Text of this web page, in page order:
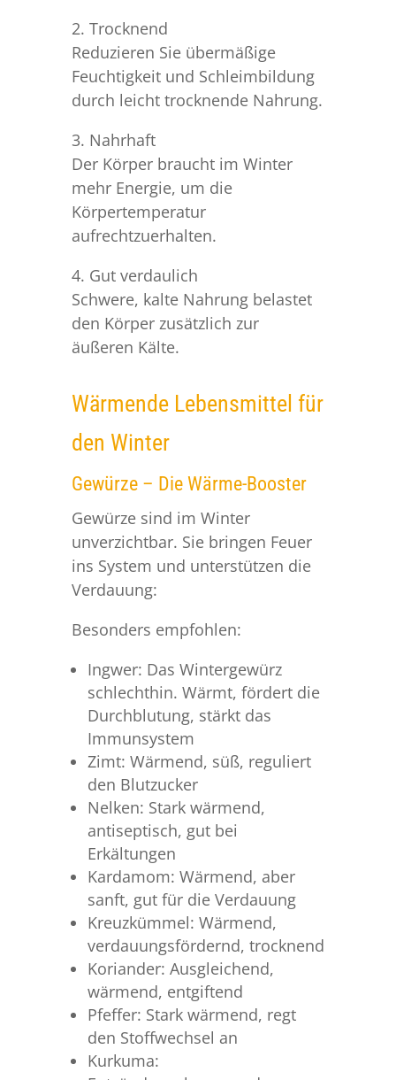
2. Trocknend
Reduzieren Sie übermäßige
Feuchtigkeit und Schleimbildung
durch leicht trocknende Nahrung.
3. Nahrhaft
Der Körper braucht im Winter
mehr Energie, um die
Körpertemperatur
aufrechtzuerhalten.
4. Gut verdaulich
Schwere, kalte Nahrung belastet
den Körper zusätzlich zur
äußeren Kälte.
Wärmende Lebensmittel für
den Winter
Gewürze – Die Wärme-Booster
Gewürze sind im Winter
unverzichtbar. Sie bringen Feuer
ins System und unterstützen die
Verdauung:
Besonders empfohlen:
Ingwer: Das Wintergewürz
schlechthin. Wärmt, fördert die
Durchblutung, stärkt das
Immunsystem
Zimt: Wärmend, süß, reguliert
den Blutzucker
Nelken: Stark wärmend,
antiseptisch, gut bei
Erkältungen
Kardamom: Wärmend, aber
sanft, gut für die Verdauung
Kreuzkümmel: Wärmend,
verdauungsfördernd, trocknend
Koriander: Ausgleichend,
wärmend, entgiftend
Pfeffer: Stark wärmend, regt
den Stoffwechsel an
Kurkuma: